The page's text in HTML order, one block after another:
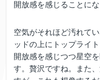
開放感を感じることにな
空気がそれほど汚れて
ッドの上にトップライ
開放感を感じつつ星空
す。贅沢ですね。また